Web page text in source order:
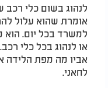
לנהוג בשום כלי
אומרת שהוא עלול
למשרד בכל יום. הוא
או לנהוג בכל כלי
אביו מה מפת הלידה
לחאני.